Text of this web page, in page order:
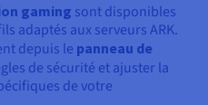
gaming sont disponibles
adaptés aux serveurs ARK.
depuis le panneau de
de sécurité et ajuster la
de votre